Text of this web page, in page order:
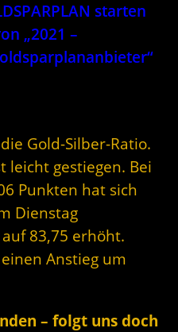
starten
„2021 –
Gold-Silber-Ratio.
leicht gestiegen. Bei
Punkten hat sich
Dienstag
83,75 erhöht.
Anstieg um
– folgt uns doch